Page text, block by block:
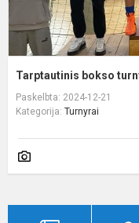
Tarptautinis bokso
Paskelbta: 2024-12-21
Kategorija: Turnyrai